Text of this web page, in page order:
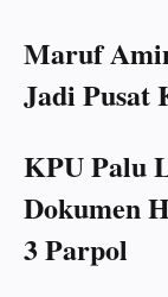
Maruf
Jadi Pusat
KPU Palu
Dokumen
3 Parpol